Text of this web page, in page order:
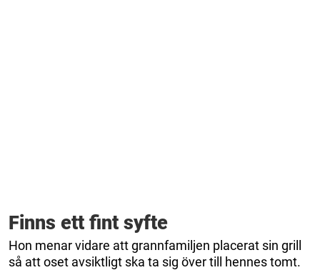
Finns ett fint syfte
Hon menar vidare att grannfamiljen placerat sin grill
så att oset avsiktligt ska ta sig över till hennes tomt.